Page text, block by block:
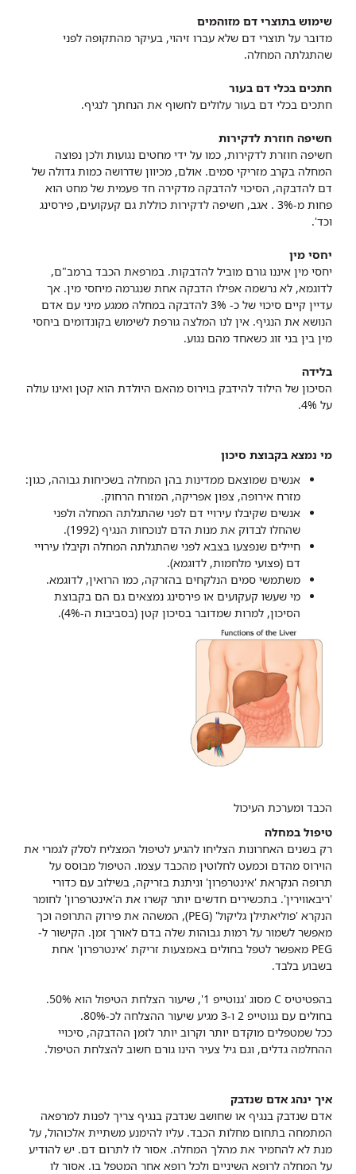
שימוש בתוצרי דם מזוהמים
מדובר על תוצרי דם שלא עברו זיהוי, בעיקר מהתקופה לפני
שהתגלתה המחלה.
חתכים בכלי דם בעור
חתכים בכלי דם בעור עלולים לחשוף את הנחתך לנגיף.
חשיפה חוזרת לדקירות
חשיפה חוזרת לדקירות, כמו על ידי מחטים נגועות ולכן נפוצה
המחלה בקרב מזריקי סמים. אולם, מכיוון שדרושה כמות גדולה של
דם להדבקה, הסיכוי להדבקה מדקירה חד פעמית של מחט הוא
פחות מ-3% . אגב, חשיפה לדקירות כוללת גם קעקועים, פירסינג
וכד'.
יחסי מין
יחסי מין איננו גורם מוביל להדבקות. במרפאת הכבד ברמב"ם,
לדוגמא, לא נרשמה אפילו הדבקה אחת שנגרמה מיחסי מין. אך
עדיין קיים סיכוי של כ- 3% להדבקה במחלה ממגע מיני עם אדם
הנושא את הנגיף. אין לנו המלצה גורפת לשימוש בקונדומים ביחסי
מין בין בני זוג כשאחד מהם נגוע.
בלידה
הסיכון של הילוד להידבק בוירוס מהאם היולדת הוא קטן ואינו עולה
על 4%.
מי נמצא בקבוצת סיכון
אנשים שמוצאם ממדינות בהן המחלה בשכיחות גבוהה, כגון:
מזרח אירופה, צפון אפריקה, המזרח הרחוק.
אנשים שקיבלו עירויי דם לפני שהתגלתה המחלה ולפני
שהחלו לבדוק את מנות הדם לנוכחות הנגיף (1992).
חיילים שנפצעו בצבא לפני שהתגלתה המחלה וקיבלו עירויי
דם (פצועי מלחמות, לדוגמא).
משתמשי סמים הנלקחים בהזרקה, כמו הרואין, לדוגמא.
מי שעשו קעקועים או פירסינג נמצאים גם הם בקבוצת
הסיכון, למרות שמדובר בסיכון קטן (בסביבות ה-4%).
הכבד ומערכת העיכול
טיפול במחלה
רק בשנים האחרונות הצליחו להגיע לטיפול המצליח לסלק לגמרי את
הוירוס מהדם וכמעט לחלוטין מהכבד עצמו. הטיפול מבוסס על
תרופה הנקראת 'אינטרפרון' וניתנת בזריקה, בשילוב עם כדורי
'ריבאווירין'. בתכשירים חדשים יותר קשרו את ה'אינטרפרון' לחומר
הנקרא 'פוליאתילן גליקול' (PEG), המשהה את פירוק התרופה וכך
מאפשר לשמור על רמות גבוהות שלה בדם לאורך זמן. הקישור ל-
PEG מאפשר לטפל בחולים באמצעות זריקת 'אינטרפרון' אחת
בשבוע בלבד.
בהפטיטיס C מסוג 'גנוטייפ 1', שיעור הצלחת הטיפול הוא 50%.
בחולים עם גנוטייפ 2 ו-3 מגיע שיעור ההצלחה לכ-80%.
ככל שמטפלים מוקדם יותר וקרוב יותר לזמן ההדבקה, סיכויי
ההחלמה גדלים, וגם גיל צעיר הינו גורם חשוב להצלחת הטיפול.
איך ינהג אדם שנדבק
אדם שנדבק בנגיף או שחושב שנדבק בנגיף צריך לפנות למרפאה
המתמחה בתחום מחלות הכבד. עליו להימנע משתיית אלכוהול, על
מנת לא להחמיר את מהלך המחלה. אסור לו לתרום דם. יש להודיע
על המחלה לרופא השיניים ולכל רופא אחר המטפל בו. אסור לו